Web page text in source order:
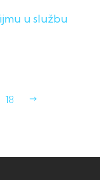
u službu
18